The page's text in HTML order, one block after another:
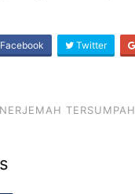
Facebook Twitter
TERSUMPAH